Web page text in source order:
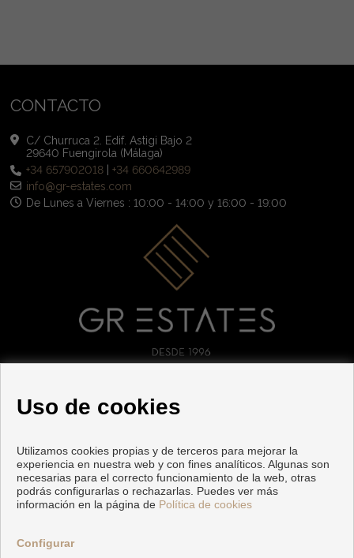
CONTACTO
C/ Churruca 2. Edif. Astigi Bajo 2
29640 Fuengirola (Málaga)
+34 657902018 |+34 660642989
info@gr-estates.com
De Lunes a Viernes : 10:00 - 14:00 y 16:00 - 19:00
Uso de cookies
Utilizamos cookies propias y de terceros para mejorar la
experiencia en nuestra web y con fines analíticos. Algunas son
necesarias para el correcto funcionamiento de la web, otras
podrás configurarlas o rechazarlas. Puedes ver más
información en la página de Política de cookies
Configurar